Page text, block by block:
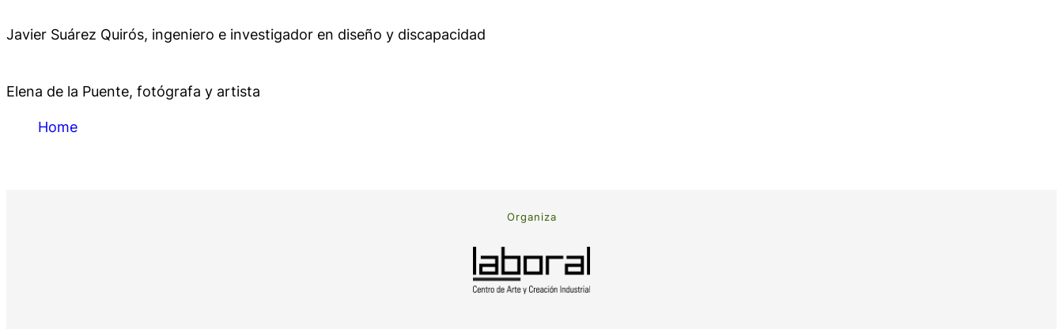
Javier Suárez Quirós, ingeniero e investigador en diseño y discapacidad
Elena de la Puente, fotógrafa y artista
Home
Organiza